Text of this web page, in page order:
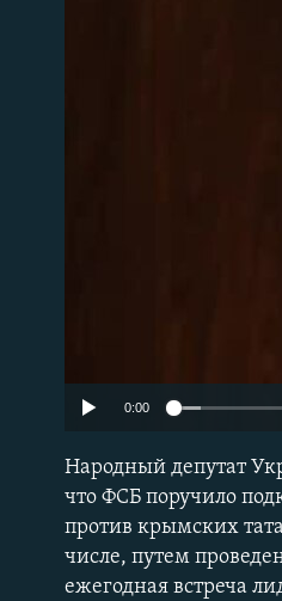
0:00
Народный депутат
что ФСБ поручило
против крымских
числе, путем
ежегодная встреча